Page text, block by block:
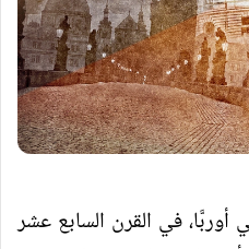
أوربَّا، في القرن السابع عشر